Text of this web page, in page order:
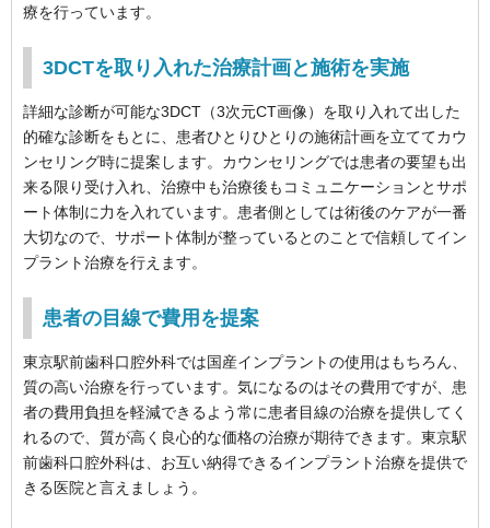
療を行っています。
3DCTを取り入れた治療計画と施術を実施
詳細な診断が可能な3DCT（3次元CT画像）を取り入れて出した
的確な診断をもとに、患者ひとりひとりの施術計画を立ててカウ
ンセリング時に提案します。カウンセリングでは患者の要望も出
来る限り受け入れ、治療中も治療後もコミュニケーションとサポ
ート体制に力を入れています。患者側としては術後のケアが一番
大切なので、サポート体制が整っているとのことで信頼してイン
プラント治療を行えます。
患者の目線で費用を提案
東京駅前歯科口腔外科では国産インプラントの使用はもちろん、
質の高い治療を行っています。気になるのはその費用ですが、患
者の費用負担を軽減できるよう常に患者目線の治療を提供してく
れるので、質が高く良心的な価格の治療が期待できます。東京駅
前歯科口腔外科は、お互い納得できるインプラント治療を提供で
きる医院と言えましょう。